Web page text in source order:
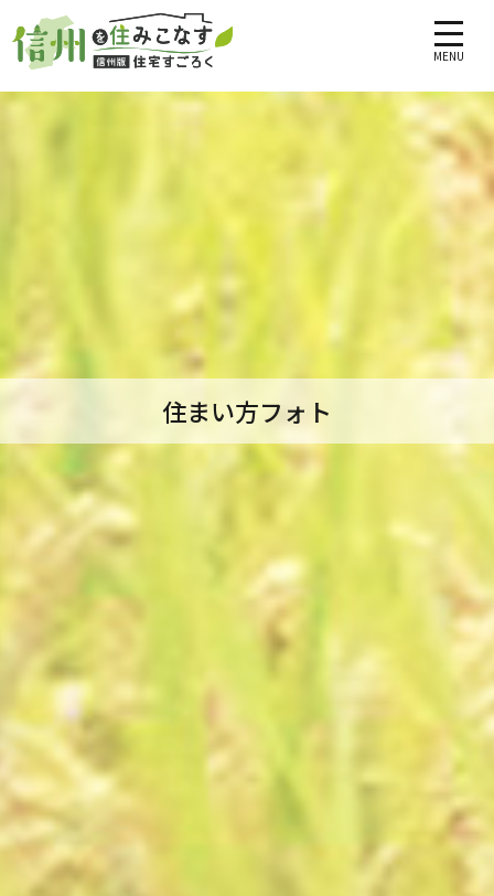
MENU
住まい方フォト